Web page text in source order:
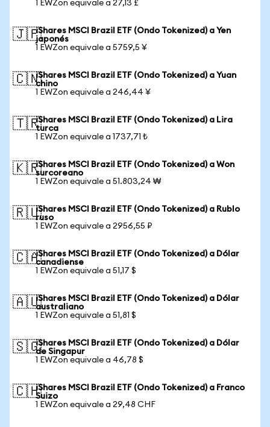
1 EWZon equivale a 27,13 £
🇯🇵iShares MSCI Brazil ETF (Ondo Tokenized) a Yen
japonés
1 EWZon equivale a 5759,5 ¥
🇨🇳iShares MSCI Brazil ETF (Ondo Tokenized) a Yuan
chino
1 EWZon equivale a 246,44 ¥
🇹🇷iShares MSCI Brazil ETF (Ondo Tokenized) a Lira
turca
1 EWZon equivale a 1737,71 ₺
🇰🇷iShares MSCI Brazil ETF (Ondo Tokenized) a Won
surcoreano
1 EWZon equivale a 51.803,24 ₩
🇷🇺iShares MSCI Brazil ETF (Ondo Tokenized) a Rublo
ruso
1 EWZon equivale a 2956,55 ₽
🇨🇦iShares MSCI Brazil ETF (Ondo Tokenized) a Dólar
canadiense
1 EWZon equivale a 51,17 $
🇦🇺iShares MSCI Brazil ETF (Ondo Tokenized) a Dólar
australiano
1 EWZon equivale a 51,81 $
🇸🇬iShares MSCI Brazil ETF (Ondo Tokenized) a Dólar
de Singapur
1 EWZon equivale a 46,78 $
🇨🇭iShares MSCI Brazil ETF (Ondo Tokenized) a Franco
Suizo
1 EWZon equivale a 29,48 CHF